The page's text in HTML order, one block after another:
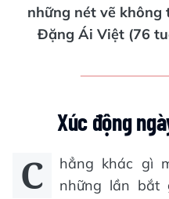
những nét vẽ không
Đặng Ái Việt (76
Xúc động
C
hẳng khác gì
những lần bắt